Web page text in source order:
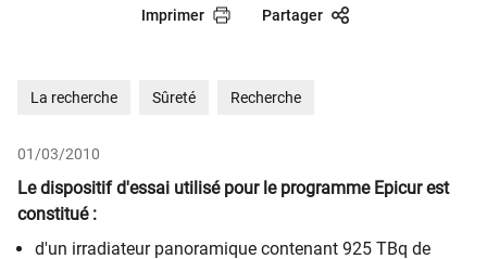
Imprimer Partager
La recherche Sûreté Recherche
01/03/2010
Le dispositif d'essai utilisé pour le programme Epicur est
constitué :
d'un irradiateur panoramique contenant 925 TBq de